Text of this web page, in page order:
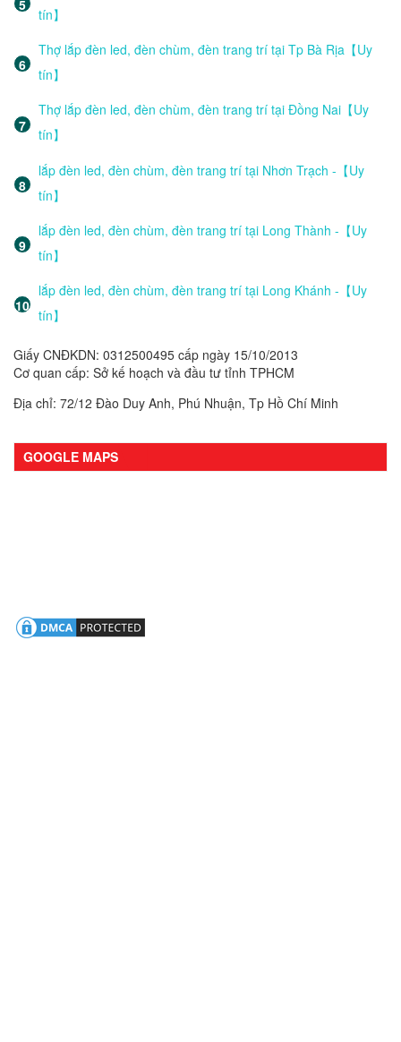
tín】
Thợ lắp đèn led, đèn chùm, đèn trang trí tại Tp Bà Rịa【Uy
tín】
Thợ lắp đèn led, đèn chùm, đèn trang trí tại Đồng Nai【Uy
tín】
lắp đèn led, đèn chùm, đèn trang trí tại Nhơn Trạch -【Uy
tín】
lắp đèn led, đèn chùm, đèn trang trí tại Long Thành -【Uy
tín】
lắp đèn led, đèn chùm, đèn trang trí tại Long Khánh -【Uy
tín】
Giấy CNĐKDN: 0312500495 cấp ngày 15/10/2013
Cơ quan cấp: Sở kế hoạch và đầu tư tỉnh TPHCM
Địa chỉ: 72/12 Đào Duy Anh, Phú Nhuận, Tp Hồ Chí Minh
GOOGLE MAPS